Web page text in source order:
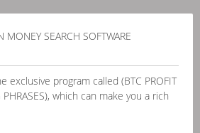
MONEY SEARCH SOFTWARE
exclusive program called (BTC PROFIT
which can make you a rich